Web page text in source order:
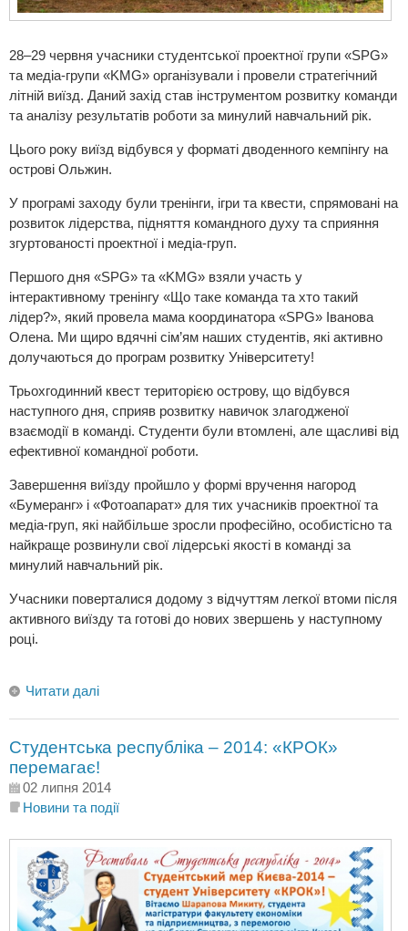
28–29 червня учасники студентської проектної групи «SPG»
та медіа-групи «KMG» організували і провели стратегічний
літній виїзд. Даний захід став інструментом розвитку команди
та аналізу результатів роботи за минулий навчальний рік.
Цього року виїзд відбувся у форматі дводенного кемпінгу на
острові Ольжин.
У програмі заходу були тренінги, ігри та квести, спрямовані на
розвиток лідерства, підняття командного духу та сприяння
згуртованості проектної і медіа-груп.
Першого дня «SPG» та «KMG» взяли участь у
інтерактивному тренінгу «Що таке команда та хто такий
лідер?», який провела мама координатора «SPG» Іванова
Олена. Ми щиро вдячні сім’ям наших студентів, які активно
долучаються до програм розвитку Університету!
Трьохгодинний квест територією острову, що відбувся
наступного дня, сприяв розвитку навичок злагодженої
взаємодії в команді. Студенти були втомлені, але щасливі від
ефективної командної роботи.
Завершення виїзду пройшло у формі вручення нагород
«Бумеранг» і «Фотоапарат» для тих учасників проектної та
медіа-груп, які найбільше зросли професійно, особистісно та
найкраще розвинули свої лідерські якості в команді за
минулий навчальний рік.
Учасники поверталися додому з відчуттям легкої втоми після
активного виїзду та готові до нових звершень у наступному
році.
Читати далі
Студентська республіка – 2014: «КРОК»
перемагає!
02 липня 2014
Новини та події